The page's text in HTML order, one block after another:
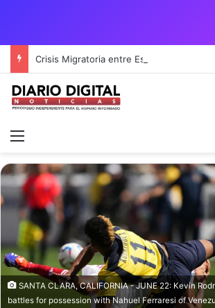
Menú
SANTA CLARA, CALIFORNIA - JUNE 22: Kevin
battles for possession with Nahuel Ferraresi of